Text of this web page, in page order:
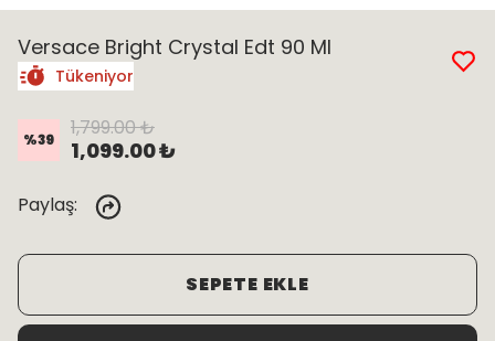
Versace Bright Crystal Edt 90 Ml
Tükeniyor
%39 1,799.00 ₺
1,099.00 ₺
Paylaş:
SEPETE EKLE